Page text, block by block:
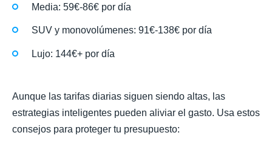
Media: 59€-86€ por día
SUV y monovolúmenes: 91€-138€ por día
Lujo: 144€+ por día
Aunque las tarifas diarias siguen siendo altas, las
estrategias inteligentes pueden aliviar el gasto. Usa estos
consejos para proteger tu presupuesto: